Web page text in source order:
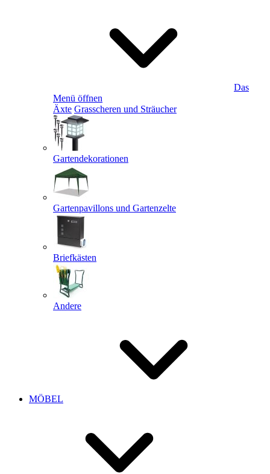
Das
Menü öffnen
Äxte Grasscheren und Sträucher
Gartendekorationen
Gartenpavillons und Gartenzelte
Briefkästen
Andere
MÖBEL